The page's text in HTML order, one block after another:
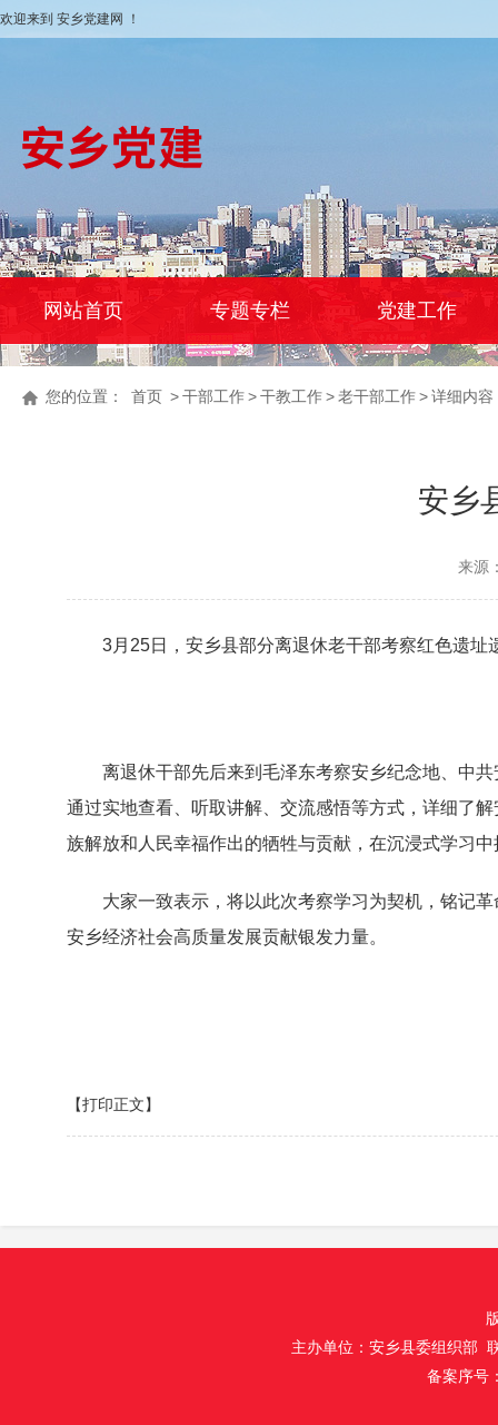
欢迎来到 安乡党建网 ！
网站首页 专题专栏 党建工作
您的位置： 首页 >干部工作>干教工作>老干部工作>详细内容
安乡
来源
3月25日，安乡县部分离退休老干部考察红色遗址
离退休干部先后来到毛泽东考察安乡纪念地、中
通过实地查看、听取讲解、交流感悟等方式，详细了
族解放和人民幸福作出的牺牲与贡献，在沉浸式学习
大家一致表示，将以此次考察学习为契机，铭记
安乡经济社会高质量发展贡献银发力量。
【打印正文】
主办单位：安乡县委组织部
备案序号